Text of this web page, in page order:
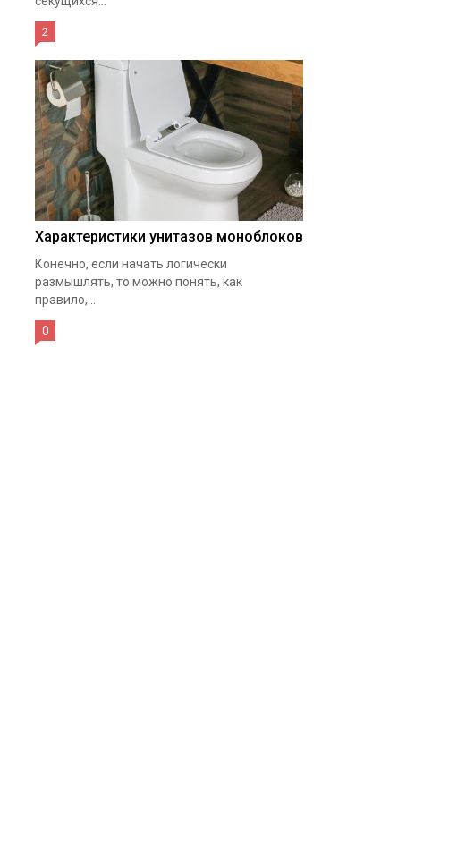
2
Характеристики унитазов моноблоков
Конечно, если начать логически
размышлять, то можно понять, как
правило,...
0